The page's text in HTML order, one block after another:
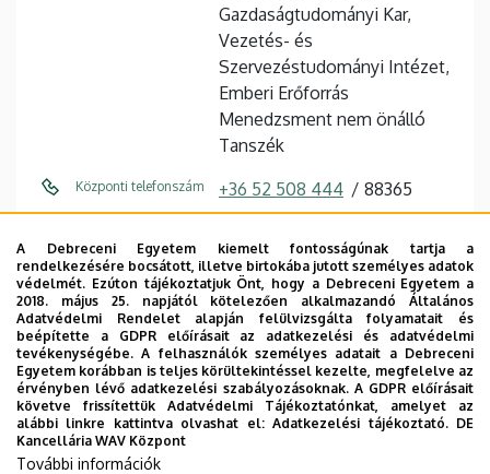
Gazdaságtudományi Kar,
Vezetés- és
Szervezéstudományi Intézet,
Emberi Erőforrás
Menedzsment nem önálló
Tanszék
Központi telefonszám +36 52 508 444 88365
b.hu
Cím
4032 Debrecen, Böszörményi
út 138.
Épület "F" épület GTK Fényház
Emelet, ajtó földszint, 10
Weboldal
A Debreceni Egyetem kiemelt fontosságúnak tartja a
rendelkezésére bocsátott, illetve birtokába jutott személyes adatok
védelmét. Ezúton tájékoztatjuk Önt, hogy a Debreceni Egyetem a
2018. május 25. napjától kötelezően alkalmazandó Általános
Adatvédelmi Rendelet alapján felülvizsgálta folyamatait és
beépítette a GDPR előírásait az adatkezelési és adatvédelmi
tevékenységébe. A felhasználók személyes adatait a Debreceni
Egyetem korábban is teljes körültekintéssel kezelte, megfelelve az
érvényben lévő adatkezelési szabályozásoknak. A GDPR előírásait
követve frissítettük Adatvédelmi Tájékoztatónkat, amelyet az
alábbi linkre kattintva olvashat el:Adatkezelési tájékoztató. DE
Kancellária WAV Központ
További információk